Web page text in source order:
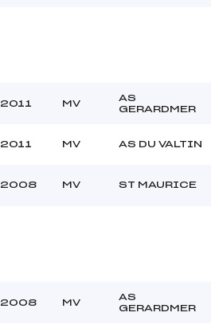
2011 MV
AS
GERARDMER
2011 MV AS DU VALTIN
2008 MV ST MAURICE
2008 MV
AS
GERARDMER